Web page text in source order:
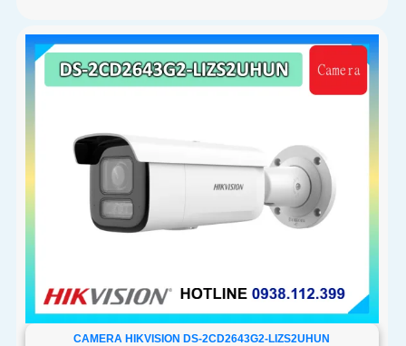
CAMERA HIKVISION DS-2CD2643G2-LIZS2UHUN